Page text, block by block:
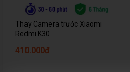
Thay Camera trước Xiaomi
Redmi K30
410.000đ